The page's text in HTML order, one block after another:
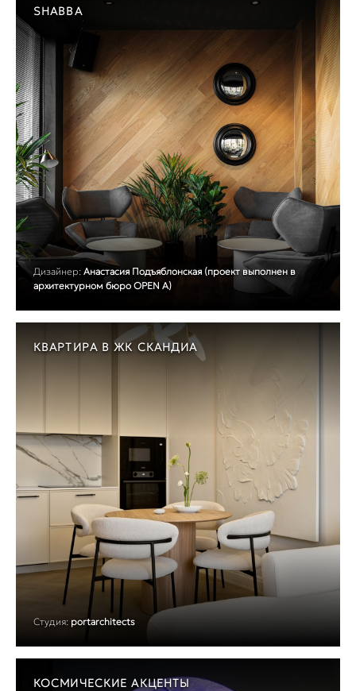
SHABBA
Дизайнер: Анастасия Подъяблонская (проект выполнен в
архитектурном бюро OPEN A)
КВАРТИРА В ЖК СКАНДИА
Студия: portarchitects
КОСМИЧЕСКИЕ АКЦЕНТЫ